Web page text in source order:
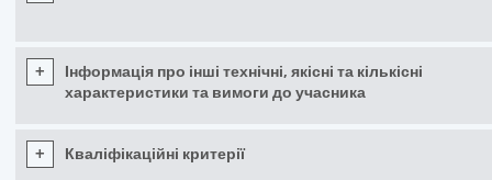
+
Інформація про інші технічні, якісні та кількісні
характеристики та вимоги до учасника
+ Кваліфікаційні критерії